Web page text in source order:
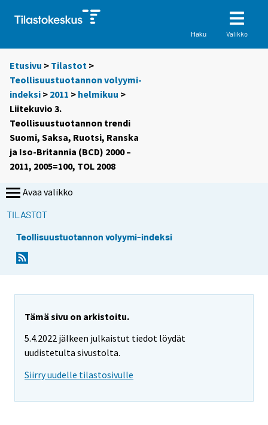
Haku Valikko
Etusivu > Tilastot >
Teollisuustuotannon volyymi-
indeksi > 2011 > helmikuu >
Liitekuvio 3.
Teollisuustuotannon trendi
Suomi, Saksa, Ruotsi, Ranska
ja Iso-Britannia (BCD) 2000 –
2011, 2005=100, TOL 2008
Avaa valikko
TILASTOT
Teollisuustuotannon volyymi-indeksi
Tämä sivu on arkistoitu.
5.4.2022 jälkeen julkaistut tiedot löydät
uudistetulta sivustolta.
Siirry uudelle tilastosivulle